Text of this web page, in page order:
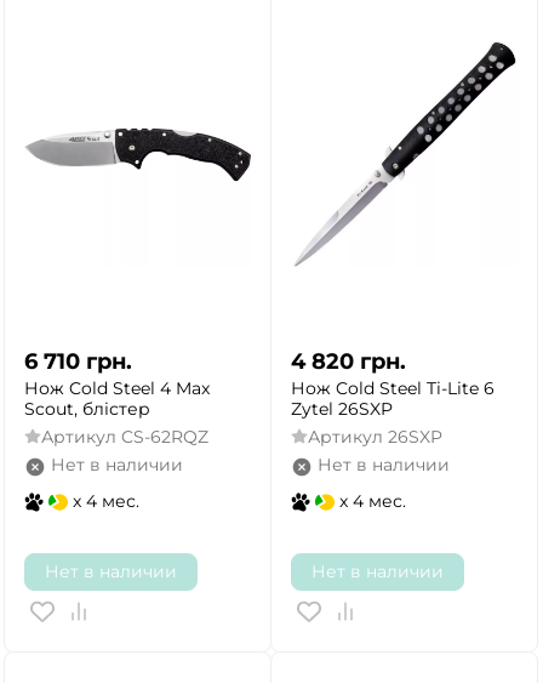
6 710 грн.
Нож Cold Steel 4 Max
Scout, блістер
Артикул CS-62RQZ
Нет в наличии
x 4 мес.
Нет в наличии
4 820 грн.
Нож Cold Steel Ti-Lite 6
Zytel 26SXP
Артикул 26SXP
Нет в наличии
x 4 мес.
Нет в наличии